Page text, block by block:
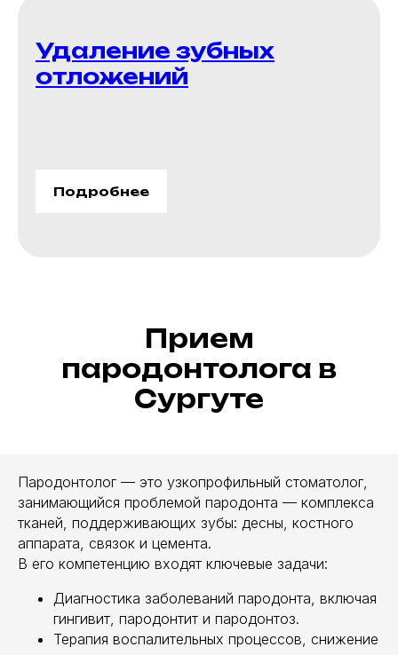
Удаление зубных
отложений
Подробнее
Прием
пародонтолога в
Сургуте
Пародонтолог — это узкопрофильный стоматолог,
занимающийся проблемой пародонта — комплекса
тканей, поддерживающих зубы: десны, костного
аппарата, связок и цемента.
В его компетенцию входят ключевые задачи:
Диагностика заболеваний пародонта, включая
гингивит, пародонтит и пародонтоз.
Терапия воспалительных процессов, снижение